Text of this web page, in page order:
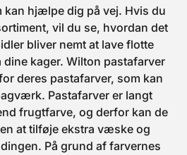
begrænset antal; når de er
væk, er de væk!
kan hjælpe dig på vej. Hvis du
vil du se, hvordan det
bliver nemt at lave flotte
kager. Wilton pastafarver
deres pastafarver, som kan
Pastafarver er langt
frugtfarve, og derfor kan de
at tilføje ekstra væske og
På grund af farvernes